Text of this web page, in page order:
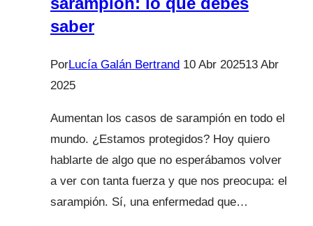
saber
PorLucía Galán Bertrand 10 Abr 202513 Abr
2025
Aumentan los casos de sarampión en todo el
mundo. ¿Estamos protegidos? Hoy quiero
hablarte de algo que no esperábamos volver
a ver con tanta fuerza y que nos preocupa: el
sarampión. Sí, una enfermedad que…